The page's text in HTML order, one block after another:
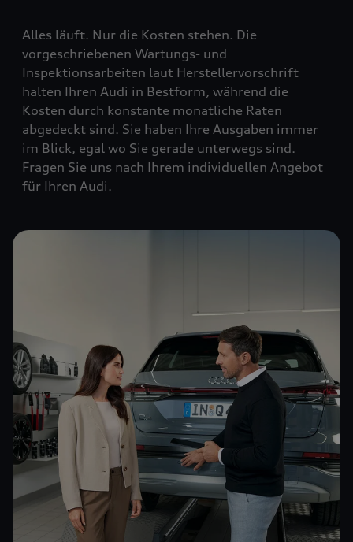
Alles läuft. Nur die Kosten stehen. Die
vorgeschriebenen Wartungs- und
Inspektionsarbeiten laut Herstellervorschrift
halten Ihren Audi in Bestform, während die
Kosten durch konstante monatliche Raten
abgedeckt sind. Sie haben Ihre Ausgaben immer
im Blick, egal wo Sie gerade unterwegs sind.
Fragen Sie uns nach Ihrem individuellen Angebot
für Ihren Audi.